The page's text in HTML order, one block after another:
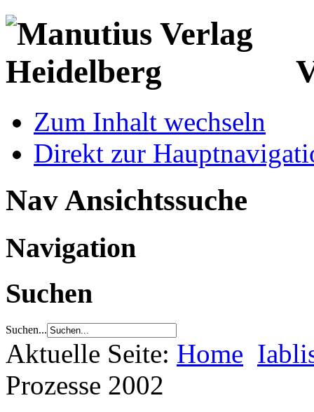
Zum Inhalt wechseln
Direkt zur
Nav Ansichtssuche
Navigation
Suchen
Suchen...
Aktuelle Seite: Home
Prozesse 2002